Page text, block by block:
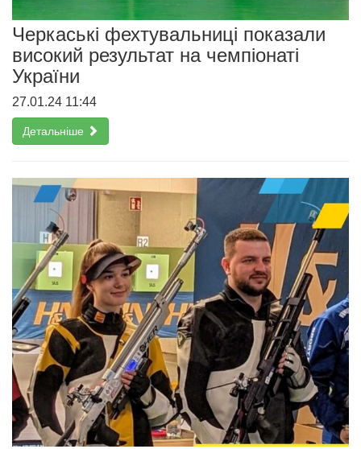
Черкаські фехтувальниці показали
високий результат на чемпіонаті
України
27.01.24 11:44
Детальніше